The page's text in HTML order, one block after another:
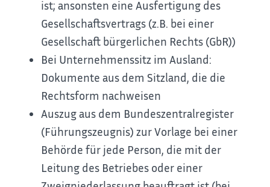
ist; ansonsten eine Ausfertigung des
Gesellschaftsvertrags (z.B. bei einer
Gesellschaft bürgerlichen Rechts (GbR))
Bei Unternehmenssitz im Ausland:
Dokumente aus dem Sitzland, die die
Rechtsform nachweisen
Auszug aus dem Bundeszentralregister
(Führungszeugnis) zur Vorlage bei einer
Behörde für jede Person, die mit der
Leitung des Betriebes oder einer